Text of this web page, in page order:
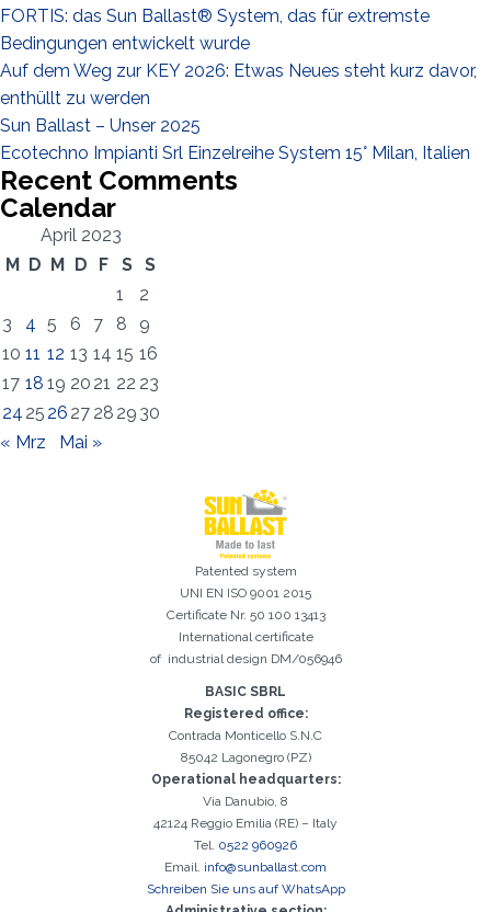
FORTIS: das Sun Ballast® System, das für extremste
Bedingungen entwickelt wurde
Auf dem Weg zur KEY 2026: Etwas Neues steht kurz davor,
enthüllt zu werden
Sun Ballast – Unser 2025
Ecotechno Impianti Srl Einzelreihe System 15° Milan, Italien
Recent Comments
Calendar
April 2023
M D M D F S
S
1
2
3
4 5 6 7 8
9
10 11 12 13 14 15 16
17 18 19 20 21 22 23
24 25 26 27 28 29 30
« Mrz
Mai »
Kontrollkästchen, um mit der Aktivierung fortzufahren
Patented system
UNI EN ISO 9001 2015
Certificate Nr. 50 100 13413
International certificate
of industrial design DM/056946
BASIC SBRL
Registered office:
Contrada Monticello S.N.C
85042 Lagonegro (PZ)
Operational headquarters:
Via Danubio, 8
42124 Reggio Emilia (RE) – Italy
Tel. 0522 960926
Email. info@sunballast.com
Schreiben Sie uns auf WhatsApp